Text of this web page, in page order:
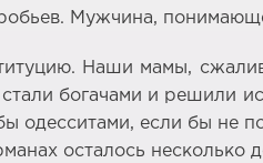
Мужчина,
Наши мамы,
богачами и решили
одесситами, если бы не
осталось несколько